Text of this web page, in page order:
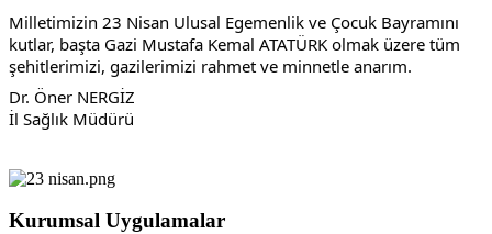
Milletimizin 23 Nisan Ulusal Egemenlik ve Çocuk Bayramını
kutlar, başta Gazi Mustafa Kemal ATATÜRK olmak üzere tüm
şehitlerimizi, gazilerimizi rahmet ve minnetle anarım.
Dr. Öner NERGİZ
İl Sağlık Müdürü
Kurumsal Uygulamalar